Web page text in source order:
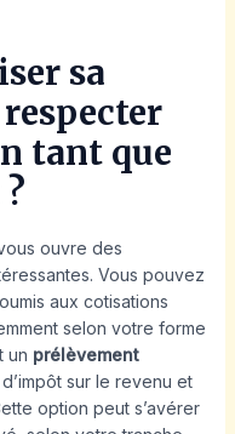
sa
tant que
ouvre des
Vous pouvez
aux cotisations
selon votre forme
un prélèvement
sur le revenu et
option peut s’avérer